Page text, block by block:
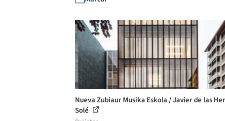
Nueva Zubiaur Musika Eskola / Javier de las
Solé